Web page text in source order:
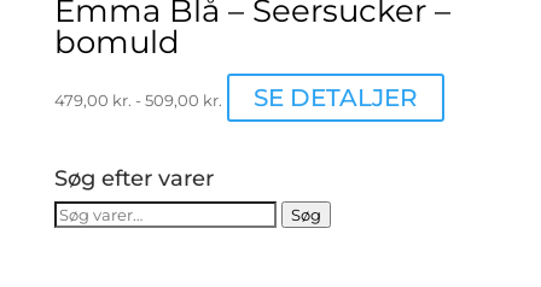
Emma Blå – Seersucker –
bomuld
479,00 kr. - 509,00 kr. SE DETALJER
vare
Søg efter varer
Søg
Søg